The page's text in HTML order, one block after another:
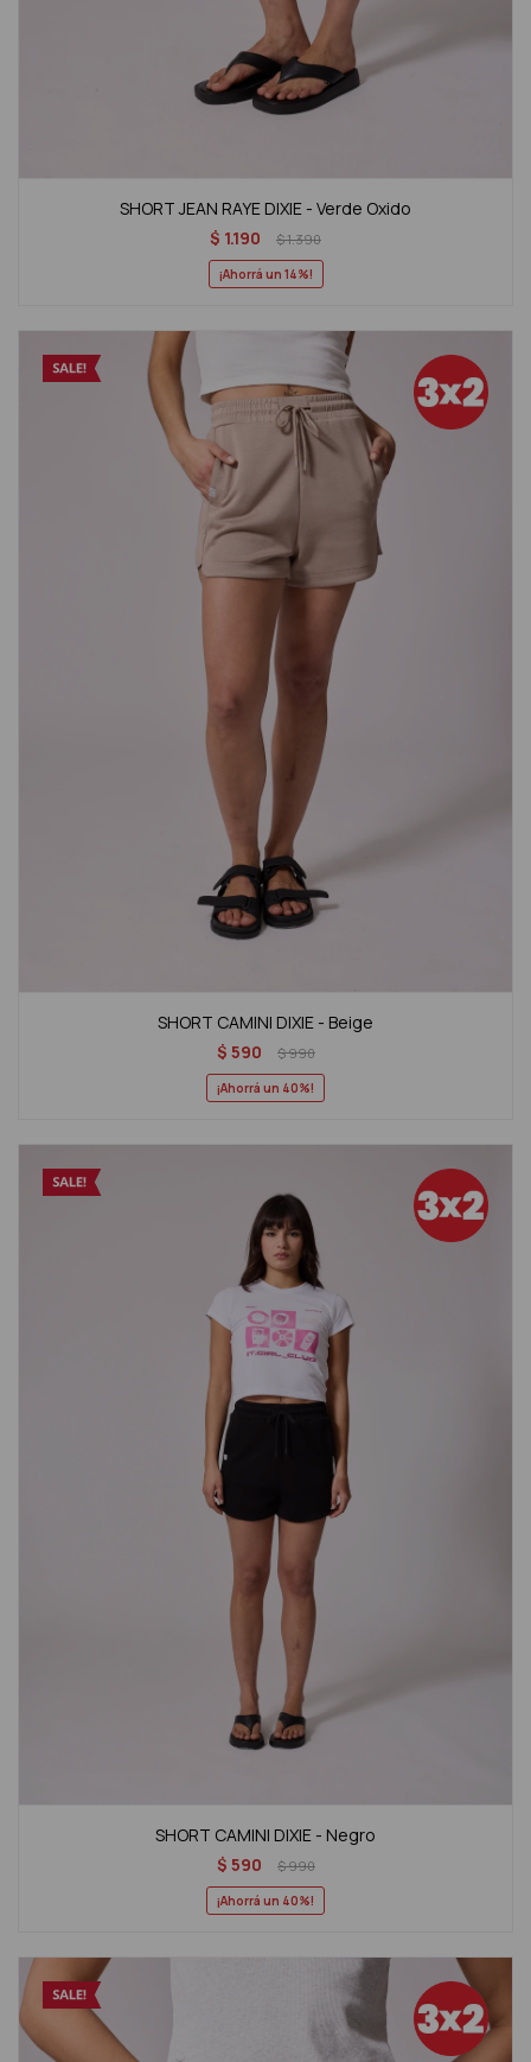
SHORT JEAN RAYE DIXIE - Verde Oxido
$ 1.190 $1.390
14
SHORT CAMINI DIXIE - Beige
$ 590 $990
40
SHORT CAMINI DIXIE - Negro
$ 590 $990
40